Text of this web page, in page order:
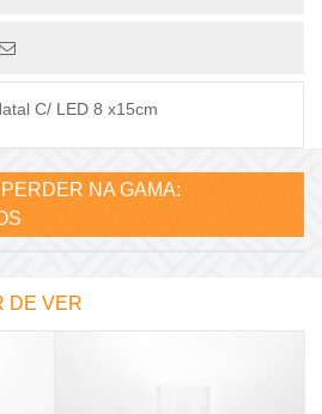
C/ LED 8 x15cm
NA GAMA:
DE VER